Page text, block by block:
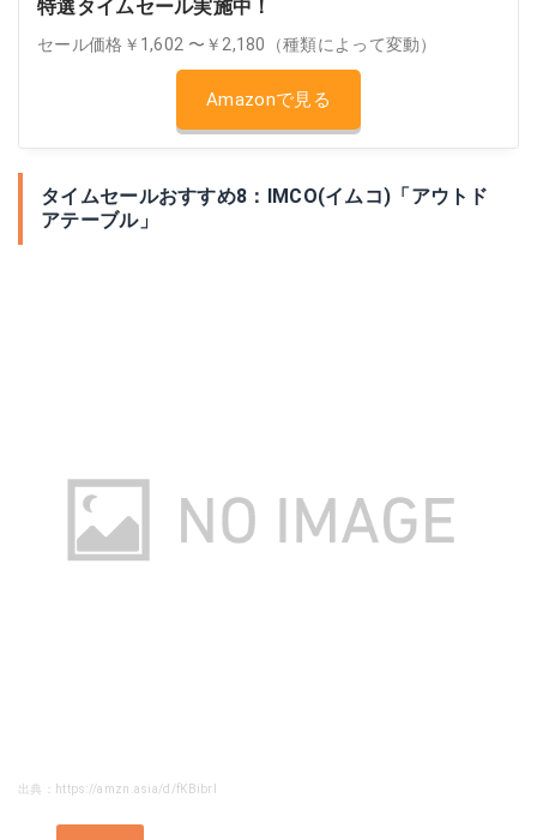
特選タイムセール実施中！
セール価格￥1,602 〜￥2,180（種類によって変動）
Amazonで見る
タイムセールおすすめ8：IMCO(イムコ)「アウトド
アテーブル」
出典：https://amzn.asia/d/fKBibrl